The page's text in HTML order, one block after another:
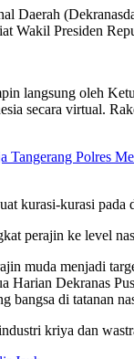
Daerah
Wakil Presiden
langsung oleh
secara virtual.
Tangerang Polres
kurasi-kurasi
perajin ke level
muda menjadi
Harian Dekranas
bangsa di tatanan
kriya dan